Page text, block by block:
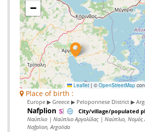
−
Leaflet | © OpenStreetMap
Place of birth :
Europe ▶ Greece ▶ Peloponnese District ▶
Nafplion City/village/populated
Ναύπλιο | Ναύπλιο Αργολίδας | Ναύπλιο, Νομός
Nafplion, Argolida